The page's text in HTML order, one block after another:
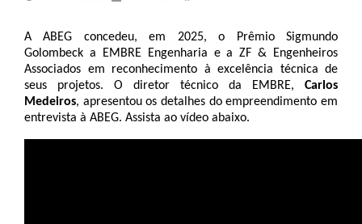
A ABEG concedeu, em 2025, o Prêmio Sigmundo
Golombeck a EMBRE Engenharia e a ZF & Engenheiros
Associados em reconhecimento à excelência técnica de
seus projetos. O diretor técnico da EMBRE, Carlos
Medeiros, apresentou os detalhes do empreendimento em
entrevista à ABEG. Assista ao vídeo abaixo.